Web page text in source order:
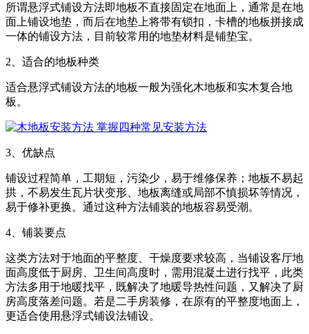
所谓悬浮式铺设方法即地板不直接固定在地面上，通常是在地
面上铺设地垫，而后在地垫上将带有锁扣，卡槽的地板拼接成
一体的铺设方法，目前较常用的地垫材料是铺垫宝。
2、适合的地板种类
适合悬浮式铺设方法的地板一般为强化木地板和实木复合地
板。
3、优缺点
铺设过程简单，工期短，污染少，易于维修保养；地板不易起
拱，不易发生瓦片状变形、地板离缝或局部不慎损坏等情况，
易于修补更换。通过这种方法铺装的地板容易受潮。
4、铺装要点
这类方法对于地面的平整度、干燥度要求较高，当铺设客厅地
面高度低于厨房、卫生间高度时，需用混凝土进行找平，此类
方法多用于地暖找平，既解决了地暖导热性问题，又解决了厨
房高度落差问题。若是二手房装修，在原有的平整度地面上，
更适合使用悬浮式铺设法铺设。